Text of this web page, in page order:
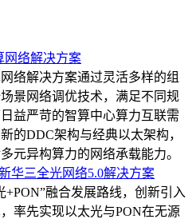
网络解决方案
络解决方案通过灵活多样的组
景网络调优技术，满足不同规
益严苛的智算中心算力互联需
的DDC架构与经典以太架构，
元异构算力的网络承载能力。
华三全光网络5.0解决方案
+PON”融合发展路线，创新引入
率先实现以太光与PON在无源